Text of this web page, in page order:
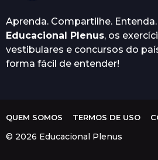
Aprenda. Compartilhe.
Educacional Plenus, os
vestibulares e concursos do
forma fácil de entender!
QUEM SOMOS TERMOS DE USO
© 2026 Educacional Plenus